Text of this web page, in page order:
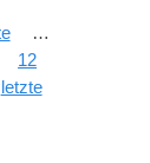
…
12
letzte